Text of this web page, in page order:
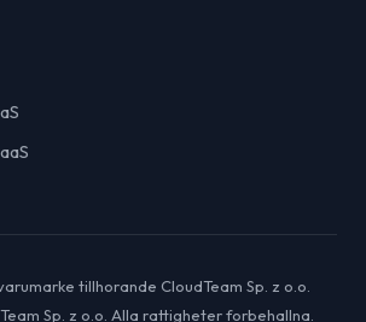
tillhorande CloudTeam Sp. z o.o.
Sp. z o.o. Alla rattigheter forbehallna.